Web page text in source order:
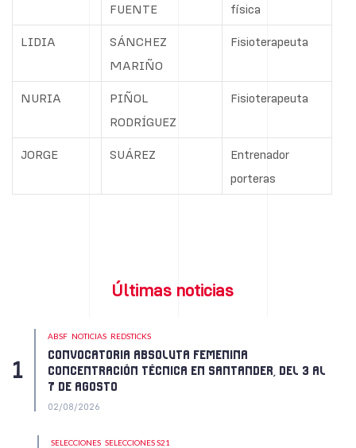
FUENTE
física
LIDIA
SÁNCHEZ
MARIÑO
Fisioterapeuta
NURIA
PIÑOL
RODRÍGUEZ
Fisioterapeuta
JORGE SUÁREZ
Entrenador
porteras
Últimas noticias
ABSF NOTICIAS REDSTICKS
CONVOCATORIA ABSOLUTA FEMENINA
CONCENTRACIÓN TÉCNICA EN SANTANDER, DEL 3 AL
7 DE AGOSTO
02/08/2026
SELECCIONES SELECCIONES S21